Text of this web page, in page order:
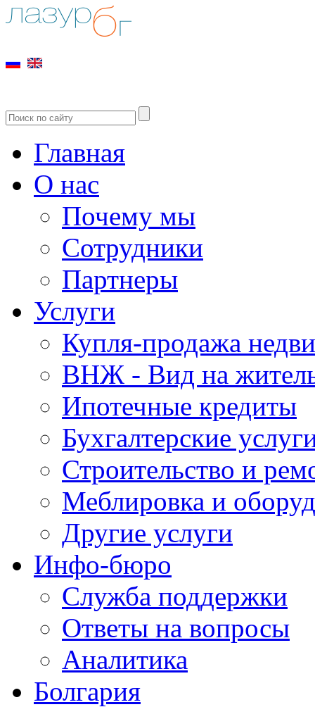
Главная
О нас
Почему мы
Сотрудники
Партнеры
Услуги
Купля-продажа
ВНЖ - Вид на
Ипотечные кредиты
Бухгалтерские
Строительство и
Меблировка и
Другие услуги
Инфо-бюро
Служба поддержки
Ответы на вопросы
Аналитика
Болгария